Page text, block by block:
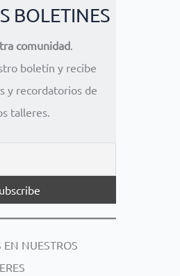
BOLETINES
comunidad.
boletín y recibe
y recordatorios de
talleres.
NUESTROS